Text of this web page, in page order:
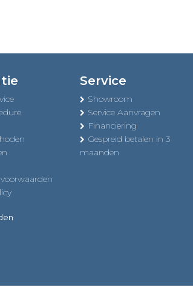
Service
Showroom
Service Aanvragen
Financiering
Gespreid betalen in 3
maanden